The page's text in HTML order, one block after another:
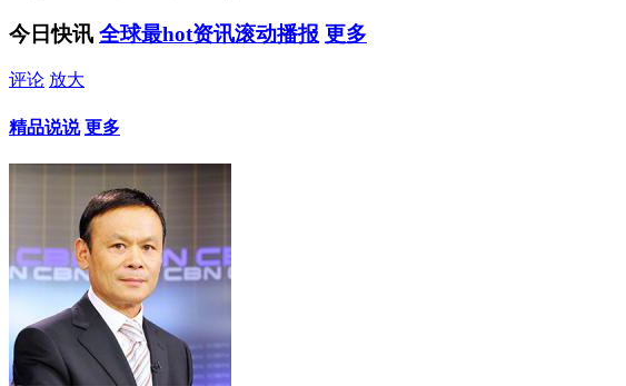
今日快讯 全球最hot资讯滚动播报 更多
评论 放大
精品说说 更多